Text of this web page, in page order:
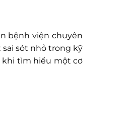
bệnh viện chuyên
sót nhỏ trong kỹ
khi tìm hiểu một cơ